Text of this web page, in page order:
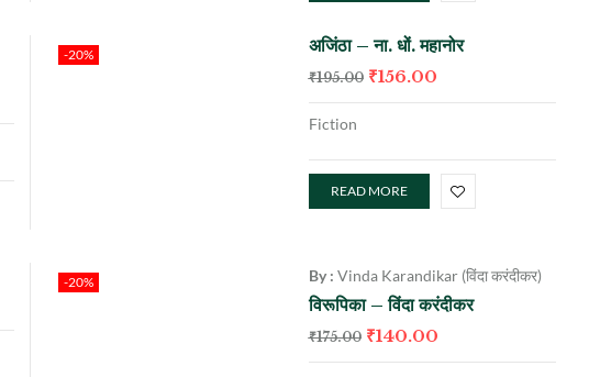
-20% अजिंठा – ना. धों. महानोर
₹195.00 ₹156.00
Fiction
READ MORE
-20% By : Vinda Karandikar (विंदा करंदीकर)
विरूपिका – विंदा करंदीकर
₹175.00 ₹140.00